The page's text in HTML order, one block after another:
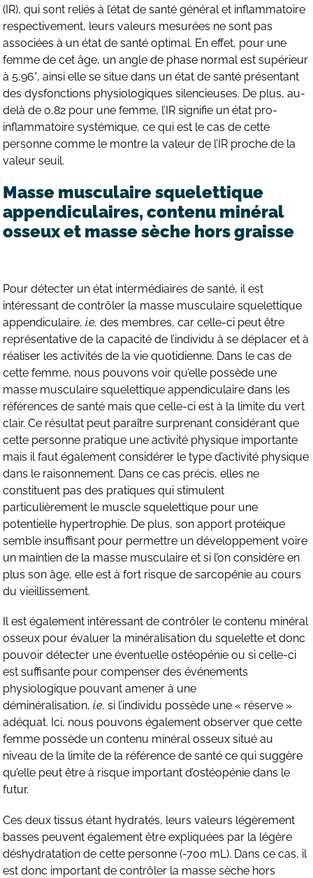
(IR), qui sont reliés à l’état de santé général et inflammatoire
respectivement, leurs valeurs mesurées ne sont pas
associées à un état de santé optimal. En effet, pour une
femme de cet âge, un angle de phase normal est supérieur
à 5,96°, ainsi elle se situe dans un état de santé présentant
des dysfonctions physiologiques silencieuses. De plus, au-
delà de 0,82 pour une femme, l’IR signifie un état pro-
inflammatoire systémique, ce qui est le cas de cette
personne comme le montre la valeur de l’IR proche de la
valeur seuil.
Masse musculaire squelettique
appendiculaires, contenu minéral
osseux et masse sèche hors graisse
Pour détecter un état intermédiaires de santé, il est
intéressant de contrôler la masse musculaire squelettique
appendiculaire,i.e.des membres, car celle-ci peut être
représentative de la capacité de l’individu à se déplacer et à
réaliser les activités de la vie quotidienne. Dans le cas de
cette femme, nous pouvons voir qu’elle possède une
masse musculaire squelettique appendiculaire dans les
références de santé mais que celle-ci est à la limite du vert
clair. Ce résultat peut paraître surprenant considérant que
cette personne pratique une activité physique importante
mais il faut également considérer le type d’activité physique
dans le raisonnement. Dans ce cas précis, elles ne
constituent pas des pratiques qui stimulent
particulièrement le muscle squelettique pour une
potentielle hypertrophie. De plus, son apport protéique
semble insuffisant pour permettre un développement voire
un maintien de la masse musculaire et si l’on considère en
plus son âge, elle est à fort risque de sarcopénie au cours
du vieillissement.
Il est également intéressant de contrôler le contenu minéral
osseux pour évaluer la minéralisation du squelette et donc
pouvoir détecter une éventuelle ostéopénie ou si celle-ci
est suffisante pour compenser des événements
physiologique pouvant amener à une
déminéralisation,i.e. si l’individu possède une « réserve »
adéquat. Ici, nous pouvons également observer que cette
femme possède un contenu minéral osseux situé au
niveau de la limite de la référence de santé ce qui suggère
qu’elle peut être à risque important d’ostéopénie dans le
futur.
Ces deux tissus étant hydratés, leurs valeurs légèrement
basses peuvent également être expliquées par la légère
déshydratation de cette personne (-700 mL). Dans ce cas, il
est donc important de contrôler la masse sèche hors